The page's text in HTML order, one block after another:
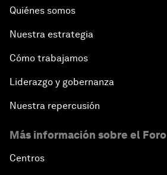
Quiénes somos
Nuestra estrategia
Cómo trabajamos
Liderazgo y gobernanza
Nuestra repercusión
Más información sobre el Foro
Centros